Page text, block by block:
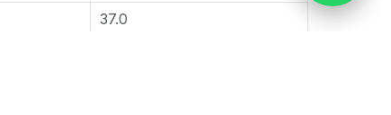
37.0